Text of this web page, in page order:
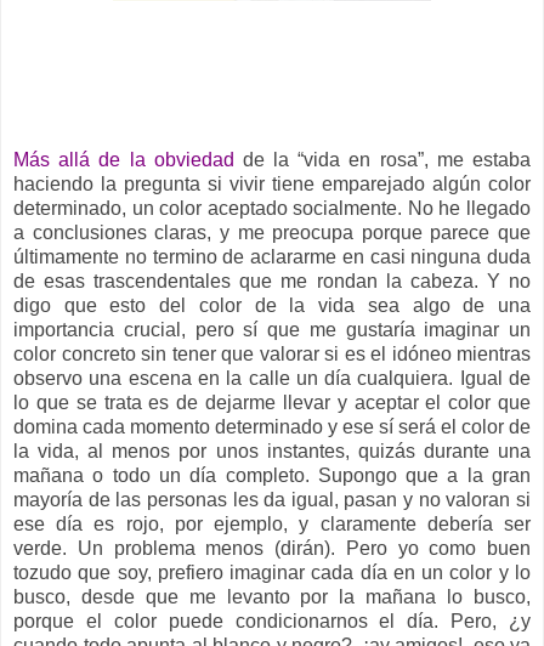
Más allá de la obviedad de la “vida en rosa”, me estaba
haciendo la pregunta si vivir tiene emparejado algún color
determinado, un color aceptado socialmente. No he llegado
a conclusiones claras, y me preocupa porque parece que
últimamente no termino de aclararme en casi ninguna duda
de esas trascendentales que me rondan la cabeza. Y no
digo que esto del color de la vida sea algo de una
importancia crucial, pero sí que me gustaría imaginar un
color concreto sin tener que valorar si es el idóneo mientras
observo una escena en la calle un día cualquiera. Igual de
lo que se trata es de dejarme llevar y aceptar el color que
domina cada momento determinado y ese sí será el color de
la vida, al menos por unos instantes, quizás durante una
mañana o todo un día completo. Supongo que a la gran
mayoría de las personas les da igual, pasan y no valoran si
ese día es rojo, por ejemplo, y claramente debería ser
verde. Un problema menos (dirán). Pero yo como buen
tozudo que soy, prefiero imaginar cada día en un color y lo
busco, desde que me levanto por la mañana lo busco,
porque el color puede condicionarnos el día. Pero, ¿y